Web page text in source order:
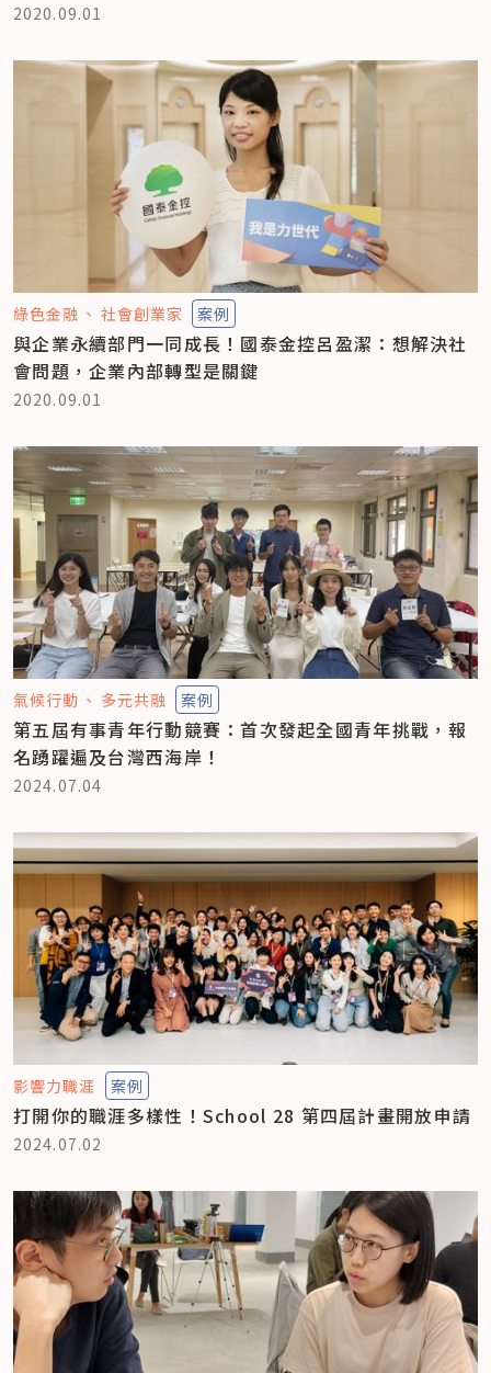
2020.09.01
綠色金融 社會創業家 案例
與企業永續部門一同成長！國泰金控呂盈潔：想解決社
會問題，企業內部轉型是關鍵
2020.09.01
氣候行動 多元共融 案例
第五屆有事青年行動競賽：首次發起全國青年挑戰，報
名踴躍遍及台灣西海岸！
2024.07.04
影響力職涯 案例
打開你的職涯多樣性！School 28 第四屆計畫開放申請
2024.07.02